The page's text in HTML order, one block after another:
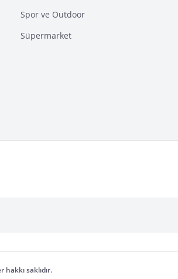
Spor ve Outdoor
Süpermarket
saklıdır.